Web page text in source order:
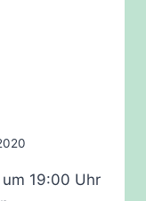
19:00 Uhr